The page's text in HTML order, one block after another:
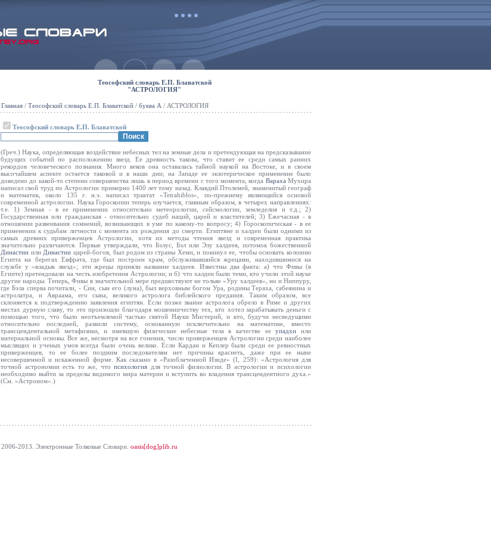
Теософский словарь Е.П. Блаватской
"АСТРОЛОГИЯ"
Главная / Теософский словарь Е.П. Блаватской / буква А / АСТРОЛОГИЯ
Теософский словарь Е.П. Блаватской
(Греч.) Наука, определяющая воздействие небесных тел на земные дела и претендующая на предсказывание
будущих событий по расположению звезд. Ее древность такова, что ставит ее среди самых ранних
рекордов человеческого познания. Много веков она оставалась тайной наукой на Востоке, и в своем
высочайшем аспекте остается таковой и в наши дни; на Западе ее экзотерическое применение было
доведено до какой-то степени совершенства лишь в период времени с того момента, когда Вараха Мухира
написал свой труд по Астрологии примерно 1400 лет тому назад. Клавдий Птолемей, знаменитый географ
и математик, около 135 г. н.э. написал трактат «Tetrabiblos», по-прежнему являющийся основой
современной астрологии. Наука Гороскопии теперь изучается, главным образом, в четырех направлениях:
т.е. 1) Земная - в ее применении относительно метеорологии, сейсмологии, земледелия и т.д.; 2)
Государственная или гражданская - относительно судеб наций, царей и властителей; 3) Ежечасная - в
отношении развеивания сомнений, возникающих в уме по какому-то вопросу; 4) Гороскопическая - в ее
применении к судьбам личности с момента их рождения до смерти. Египтяне и халдеи были одними из
самых древних приверженцев Астрологии, хотя их методы чтения звезд и современная практика
значительно различаются. Первые утверждали, что Бэлус, Бэл или Элу халдеев, потомок божественной
Династии или Династии царей-богов, был родом из страны Хеми, и покинул ее, чтобы основать колонию
Египта на берегах Евфрата, где был построен храм, обслуживавшийся жрецами, находившимися на
службе у «владык звезд»; эти жрецы приняли название халдеев. Известны два факта: а) что Фивы (в
Египте) претендовали на честь изобретения Астрологии; и б) что халдеи были теми, кто учили этой науке
другие народы. Теперь, Фивы в значительной мере предшествуют не только «Уру халдеев», но и Ниппуру,
где Бэла сперва почитали, - Син, сын его (луна), был верховным богом Ура, родины Тераха, сабеянина и
астролатра, и Авраама, его сына, великого астролога библейского предания. Таким образом, все
склоняется к подтверждению заявления египтян. Если позже звание астролога обрело в Риме и других
местах дурную славу, то это произошло благодаря мошенничеству тех, кто хотел зарабатывать деньги с
помощью того, что было неотъемлемой частью святой Науки Мистерий, и кто, будучи несведущими
относительно последней, развили систему, основанную исключительно на математике, вместо
трансцендентальной метафизики, и имевшую физические небесные тела в качестве ееупадхи или
материальной основы. Все же, несмотря на все гонения, число приверженцев Астрологии среди наиболее
мыслящих и ученых умов всегда было очень велико. Если Кардан и Кеплер были среди ее ревностных
приверженцев, то ее более поздним последователям нет причины краснеть, даже при ее ныне
несовершенной и искаженной форме. Как сказано в «Разоблаченной Изиде» (I, 259): «Астрология для
точной астрономии есть то же, чтопсихология для точной физиологии. В астрологии и психологии
необходимо выйти за пределы видимого мира материи и вступить во владения трансцендентного духа.»
(См. «Астроном».)
2006-2013. Электронные Толковые Cловари. oasis[dog]plib.ru